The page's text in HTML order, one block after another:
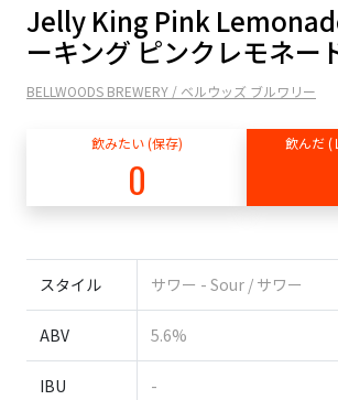
Jelly King Pink
ーキング ピンクレモネー
BELLWOODS BREWERY / ベルウッズ ブルワリー
飲みたい (保存)
0
飲んだ (
スタイル サワー - Sour / サワー
ABV 5.6%
IBU -